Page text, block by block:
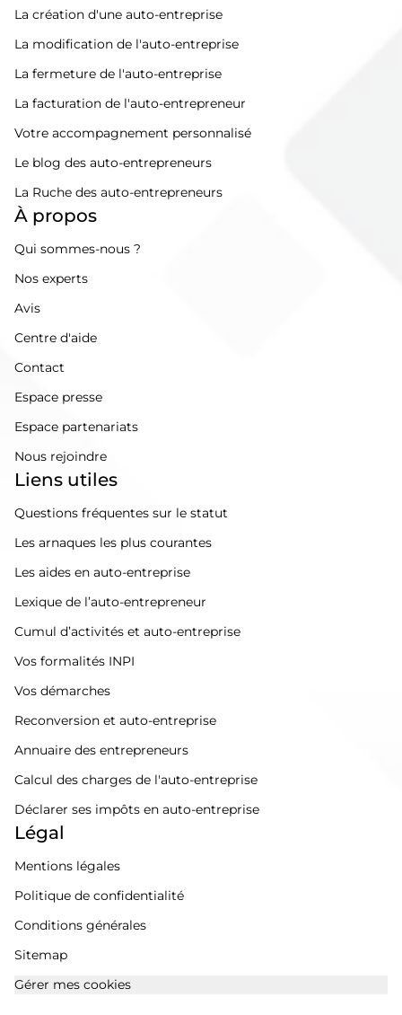
La création d'une auto-entreprise
La modification de l'auto-entreprise
La fermeture de l'auto-entreprise
La facturation de l'auto-entrepreneur
Votre accompagnement personnalisé
Le blog des auto-entrepreneurs
La Ruche des auto-entrepreneurs
À propos
Qui sommes-nous ?
Nos experts
Avis
Centre d'aide
Contact
Espace presse
Espace partenariats
Nous rejoindre
Liens utiles
Questions fréquentes sur le statut
Les arnaques les plus courantes
Les aides en auto-entreprise
Lexique de l’auto-entrepreneur
Cumul d’activités et auto-entreprise
Vos formalités INPI
Vos démarches
Reconversion et auto-entreprise
Annuaire des entrepreneurs
Calcul des charges de l'auto-entreprise
Déclarer ses impôts en auto-entreprise
Légal
Mentions légales
Politique de confidentialité
Conditions générales
Sitemap
Gérer mes cookies